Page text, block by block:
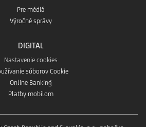
Pre médiá
Výročné správy
DIGITAL
Nastavenie cookies
súborov Cookie
Online Banking
Platby mobilom